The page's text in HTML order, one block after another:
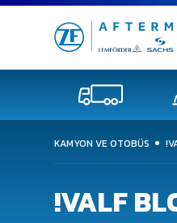
KAMYON VE OTOBÜS
!VALF